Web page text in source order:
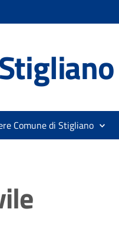
Comune di Stigliano